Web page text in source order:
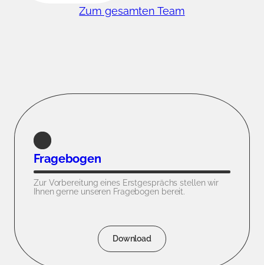
Zum gesamten Team
Fragebogen
Zur Vorbereitung eines Erstgesprächs stellen wir
Ihnen gerne unseren Fragebogen bereit.
Download